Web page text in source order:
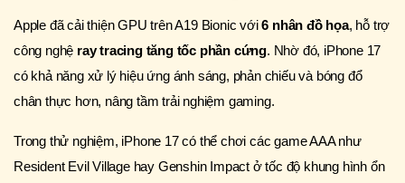
Apple đã cải thiện GPU trên A19 Bionic với6 nhân đồ họa, hỗ trợ
công nghệ ray tracing tăng tốc phần cứng. Nhờ đó, iPhone 17
có khả năng xử lý hiệu ứng ánh sáng, phản chiếu và bóng đổ
chân thực hơn, nâng tầm trải nghiệm gaming.
Trong thử nghiệm, iPhone 17 có thể chơi các game AAA như
Resident Evil Village hay Genshin Impact ở tốc độ khung hình ổn